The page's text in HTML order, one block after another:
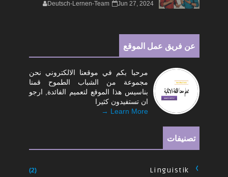
Deutsch-Lernen-Team Jun 27, 2024
عن فريق عمل الموقع
مرحبا بكم في موقعنا الالكتروني نحن
مجموعة من الشباب الطموح قمنا
بناسيس هذا الموقع لتعميم الفائدة, ارجو
ان تستفيدون كثيرا
Learn More →
تصنيفات
Linguistik
(2)